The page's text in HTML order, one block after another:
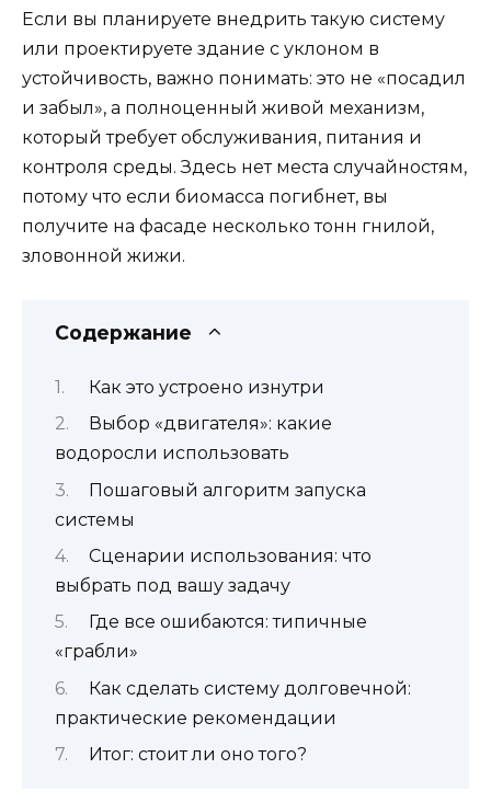
Если вы планируете внедрить такую систему
или проектируете здание с уклоном в
устойчивость, важно понимать: это не «посадил
и забыл», а полноценный живой механизм,
который требует обслуживания, питания и
контроля среды. Здесь нет места случайностям,
потому что если биомасса погибнет, вы
получите на фасаде несколько тонн гнилой,
зловонной жижи.
Содержание
Как это устроено изнутри
Выбор «двигателя»: какие
водоросли использовать
Пошаговый алгоритм запуска
системы
Сценарии использования: что
выбрать под вашу задачу
Где все ошибаются: типичные
«грабли»
Как сделать систему долговечной:
практические рекомендации
Итог: стоит ли оно того?